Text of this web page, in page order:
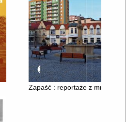
Zapaść : reportaże z